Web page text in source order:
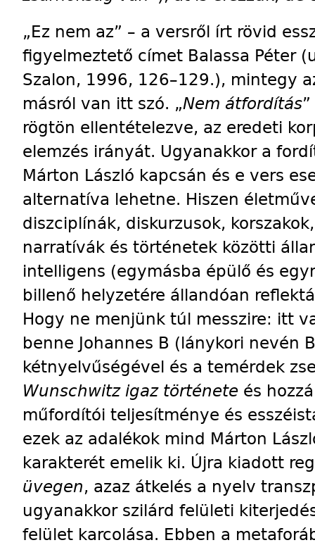
„Ez nem az” – a versről írt rövid
figyelmeztető címet Balassa Péter
Szalon, 1996, 126–­129.), mintegy
másról van itt szó. „Nem átfordítás
rögtön ellentételezve, az eredeti
elemzés irányát. Ugyanakkor a
Márton László kapcsán és e vers
alternatíva lehetne. Hiszen
diszciplínák, diskurzusok,
narratívák és történetek közötti
intelligens (egymásba épülő és
billenő helyzetére állandóan
Hogy ne menjünk túl messzire: itt
ben­ne Johannes B (lánykori nevén
kétnyelvűségével és a temérdek
Wunschwitz igaz története és
műfordítói teljesítménye és
ezek az adalékok mind Márton
karakterét emelik ki. Újra kiadott
üvegen, azaz átkelés a nyelv
ugyanakkor szilárd felületi
felület karcolása. Ebben a